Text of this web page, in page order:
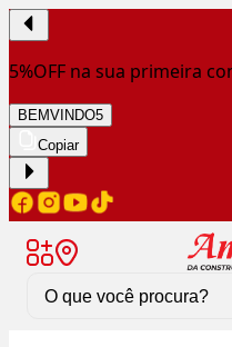
5%OFF na sua primeira
BEMVINDO5
Copiar